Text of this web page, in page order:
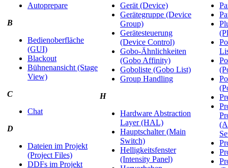
Autoprepare
B
Bedienoberfläche
(GUI)
Blackout
Bühnenansicht (Stage
View)
C
Chat
D
Dateien im Projekt
(Project Files)
DDFs im Projekt
Gerät (Device)
Gerätegruppe (Device
Group)
Gerätesteuerung
(Device Control)
Gobo-Ähnlichkeiten
(Gobo Affinity)
Goboliste (Gobo List)
Group Handling
H
Hardware Abstraction
Layer (HAL)
Hauptschalter (Main
Switch)
Helligkeitsfenster
(Intensity Panel)